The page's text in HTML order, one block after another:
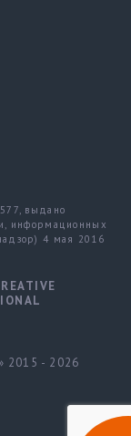
выдано
информационных
4 мая 2016
2015 - 2026